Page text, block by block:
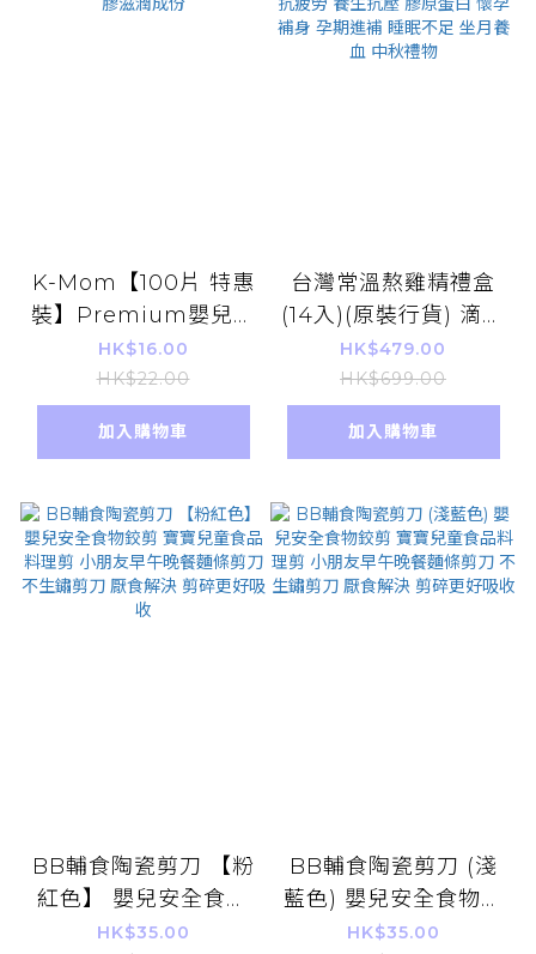
K-Mom【100片 特惠
裝】Premium嬰兒濕
菌 添加金盞花 8層淨
水 蜂膠滋潤成份
HK$16.00
HK$22.00
加入購物車
台灣常溫熬雞精禮盒
(14入)(原裝行貨) 滴雞
精 消除疲勞 提升活力
產前產後 病後補養 滋
補強生 抗疲勞 養生抗
壓 膠原蛋白 懷孕補身
月養血 中秋禮物
HK$479.00
HK$699.00
加入購物車
BB輔食陶瓷剪刀 【粉
紅色】 嬰兒安全食物
鉸剪 寶寶兒童食品料
HK$35.00
BB輔食陶瓷剪刀 (淺
藍色) 嬰兒安全食物鉸
剪 寶寶兒童食品料理
HK$35.00